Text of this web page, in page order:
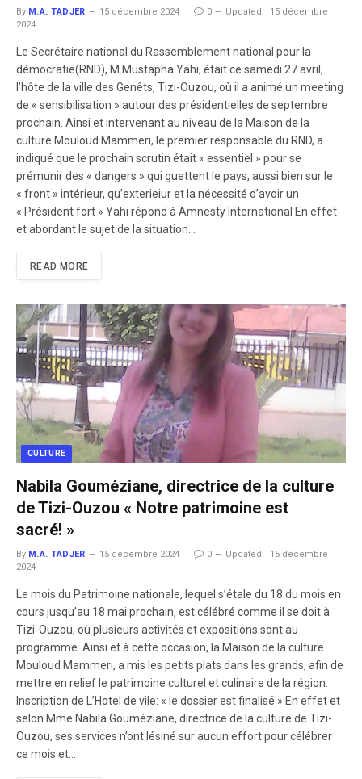
By M.A. TADJER 15 décembre 2024 0 Updated:
15 décembre
2024
Le Secrétaire national du Rassemblement national pour la
démocratie(RND), M.Mustapha Yahi, était ce samedi 27 avril,
l’hôte de la ville des Genêts, Tizi-Ouzou, où il a animé un meeting
de « sensibilisation » autour des présidentielles de septembre
prochain. Ainsi et intervenant au niveau de la Maison de la
culture Mouloud Mammeri, le premier responsable du RND, a
indiqué que le prochain scrutin était « essentiel » pour se
prémunir des « dangers » qui guettent le pays, aussi bien sur le
« front » intérieur, qu’exterieiur et la nécessité d’avoir un
« Président fort » Yahi répond à Amnesty International En effet
et abordant le sujet de la situation…
READ MORE
CULTURE
Nabila Gouméziane, directrice de la culture
de Tizi-Ouzou « Notre patrimoine est
sacré! »
By M.A. TADJER 15 décembre 2024 0 Updated:
15 décembre
2024
Le mois du Patrimoine nationale, lequel s’étale du 18 du mois en
cours jusqu’au 18 mai prochain, est célébré comme il se doit à
Tizi-Ouzou, où plusieurs activités et expositions sont au
programme. Ainsi et à cette occasion, la Maison de la culture
Mouloud Mammeri, a mis les petits plats dans les grands, afin de
mettre en relief le patrimoine culturel et culinaire de la région.
Inscription de L’Hotel de vile: « le dossier est finalisé » En effet et
selon Mme Nabila Gouméziane, directrice de la culture de Tizi-
Ouzou, ses services n’ont lésiné sur aucun effort pour célébrer
ce mois et…